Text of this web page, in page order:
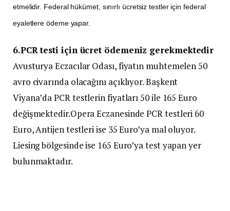
etmelidir. Federal hükümet, sınırlı ücretsiz testler için federal
eyaletlere ödeme yapar.
6.PCR testi için ücret ödemeniz gerekmektedir
Avusturya Eczacılar Odası, fiyatın muhtemelen 50
avro civarında olacağını açıklıyor. Başkent
Viyana’da PCR testlerin fiyatları 50 ile 165 Euro
değişmektedir.Opera Eczanesinde PCR testleri 60
Euro, Antijen testleri ise 35 Euro’ya mal oluyor.
Liesing bölgesinde ise 165 Euro’ya test yapan yer
bulunmaktadır.